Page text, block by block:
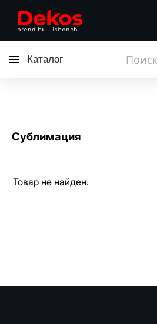
Каталог
Сублимация
Товар не найден.